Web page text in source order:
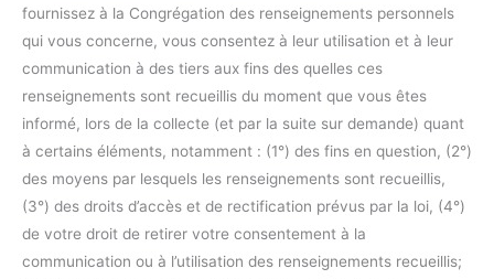
fournissez à la Congrégation des renseignements personnels
qui vous concerne, vous consentez à leur utilisation et à leur
communication à des tiers aux fins des quelles ces
renseignements sont recueillis du moment que vous êtes
informé, lors de la collecte (et par la suite sur demande) quant
à certains éléments, notamment : (1°) des fins en question, (2°)
des moyens par lesquels les renseignements sont recueillis,
(3°) des droits d’accès et de rectification prévus par la loi, (4°)
de votre droit de retirer votre consentement à la
communication ou à l’utilisation des renseignements recueillis;